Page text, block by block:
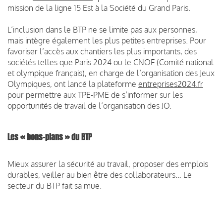
mission de la ligne 15 Est à la Société du Grand Paris.
L’inclusion dans le BTP ne se limite pas aux personnes,
mais intègre également les plus petites entreprises. Pour
favoriser l’accès aux chantiers les plus importants, des
sociétés telles que Paris 2024 ou le CNOF (Comité national
et olympique français), en charge de l’organisation des Jeux
Olympiques, ont lancé la plateforme entreprises2024.fr
pour permettre aux TPE-PME de s’informer sur les
opportunités de travail de l’organisation des JO.
Les « bons-plans » du BTP
Mieux assurer la sécurité au travail, proposer des emplois
durables, veiller au bien être des collaborateurs… Le
secteur du BTP fait sa mue.